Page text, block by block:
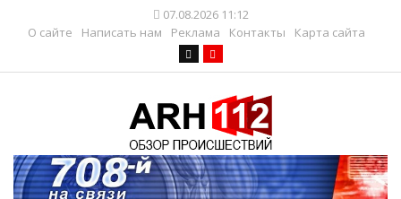
07.08.2026 11:12
О сайте
Написать нам Реклама Контакты Карта сайта